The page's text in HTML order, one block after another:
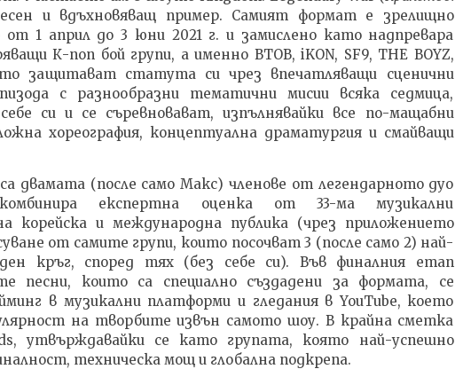
ИЗКУСТВОТО ДА ОТГЛЕЖДАШ
ДЕТЕ: ВЪЗПИТАНИЕ С ДОВЕРИЕ
| Изложба
04.03.2026
admin
Metallica – No Leaf Clover, текст
с ПРЕВОД на български
04.03.2026
и вдъхновяващ пример. Самият формат е зрелищно
от 1 април до 3 юни 2021 г. и замислено като надпревара
К-поп бой групи, а именно BTOB, iKON, SF9, THE BOYZ,
защитават статута си чрез впечатляващи сценични
с разнообразни тематични мисии всяка седмица,
си и се съревновават, изпълнявайки все по-мащабни
хореография, концептуална драматургия и смайващи
двамата (после само Макс) членове от легендарното дуо
експертна оценка от 33-ма музикални
корейска и международна публика (чрез приложението
от самите групи, които посочват 3 (после само 2) най-
кръг, според тях (без себе си). Във финалния етап
песни, които са специално създадени за формата, се
в музикални платформи и гледания в YouTube, което
на творбите извън самото шоу. В крайна сметка
утвърждавайки се като групата, която най-успешно
техническа мощ и глобална подкрепа.